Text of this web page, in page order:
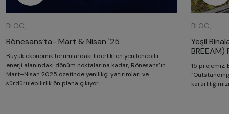
BLOG,
Rönesans’ta- Mart & Nisan '25
Büyük ekonomik forumlardaki liderlikten yenilenebilir
enerji alanındaki dönüm noktalarına kadar, Rönesans’ın
Mart–Nisan 2025 özetinde yenilikçi yatırımları ve
sürdürülebilirlik ön plana çıkıyor.
BLOG,
Yeşil
15 projemiz,